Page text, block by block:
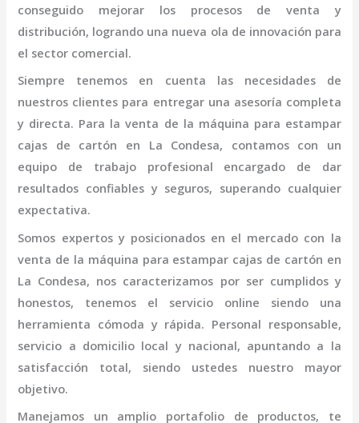
conseguido mejorar los procesos de venta y
distribución, logrando una nueva ola de innovación para
el sector comercial.
Siempre tenemos en cuenta las necesidades de
nuestros clientes para entregar una asesoría completa
y directa. Para la venta de la máquina para estampar
cajas de cartón
en La Condesa, contamos con un
equipo de trabajo profesional encargado de dar
resultados confiables y seguros, superando cualquier
expectativa.
Somos expertos y posicionados en el mercado con la
venta de la máquina para estampar cajas de cartón en
La Condesa, nos caracterizamos por ser cumplidos y
honestos, tenemos el servicio online siendo una
herramienta cómoda y rápida. Personal responsable,
servicio a domicilio local y nacional, apuntando a la
satisfacción total, siendo ustedes nuestro mayor
objetivo.
Manejamos un amplio portafolio de productos, te